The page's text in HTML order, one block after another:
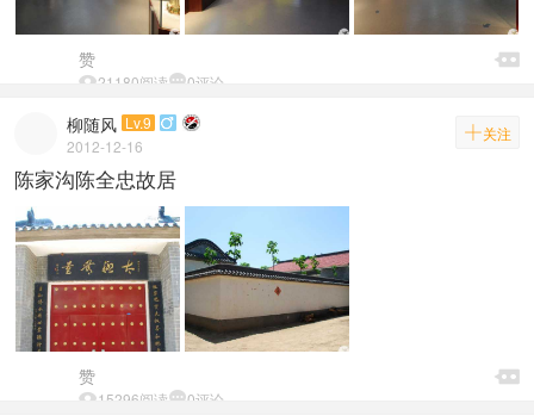


赞
21180阅读0评论
关注
柳随风 Lv.9 
2012-12-16
陈家沟陈全忠故居


赞
15296阅读0评论